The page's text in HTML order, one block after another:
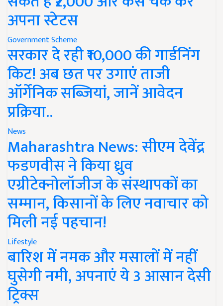
अपना स्टेटस
Government Scheme
सरकार दे रही ₹10,000 की गार्डनिंग
किट! अब छत पर उगाएं ताजी
ऑर्गेनिक सब्जियां, जानें आवेदन
प्रक्रिया..
News
Maharashtra News: सीएम देवेंद्र
फडणवीस ने किया ध्रुव
एग्रीटेक्नोलॉजीज के संस्थापकों का
सम्मान, किसानों के लिए नवाचार को
मिली नई पहचान!
Lifestyle
बारिश में नमक और मसालों में नहीं
घुसेगी नमी, अपनाएं ये 3 आसान देसी
ट्रिक्स